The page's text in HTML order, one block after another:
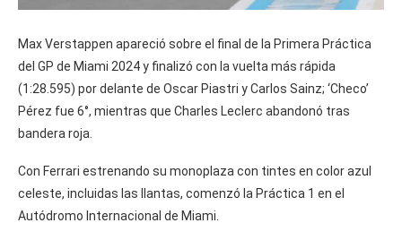
Max Verstappen apareció sobre el final de la Primera Práctica
del GP de Miami 2024 y finalizó con la vuelta más rápida
(1:28.595) por delante de Oscar Piastri y Carlos Sainz; ‘Checo’
Pérez fue 6°, mientras que Charles Leclerc abandonó tras
bandera roja.
Con Ferrari estrenando su monoplaza con tintes en color azul
celeste, incluidas las llantas, comenzó la Práctica 1 en el
Autódromo Internacional de Miami.